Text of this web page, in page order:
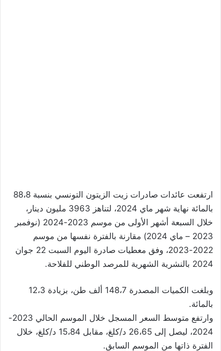
ارتفعت عائدات صادرات زيت الزيتون التونسي بنسبة 88،8
بالمائة نهاية شهر ماي 2024، لتناهز 3963 مليون دينار،
خلال السبعة أشهر الأولى من موسم 2023-2024 (نوفمبر
2023 – ماي 2024) مقارنة بالفترة نفسها من موسم
2022-2023، وفق معطيات صادرة اليوم السبت 22 جوان
2024 بالنشرية الشهرية للمرصد الوطني للفلاحة.
وبلغت الكميات المصدرة 148،7 ألف طن، بزيادة 12،3
بالمائة.
وارتفع متوسط السعر المسجل خلال الموسم الحالي 2023-
2024، ليصل إلى 26،65 د/كلغ، مقابل 15،84 د/كلغ، خلال
الفترة ذاتها من الموسم السابق.